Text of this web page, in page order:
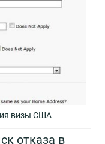
визы США
отказа в